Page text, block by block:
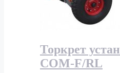
Торкрет
COM-F/RL